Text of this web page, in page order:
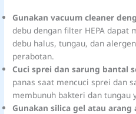
Gunakan vacuum cleaner
debu dengan filter HEPA dapat
debu halus, tungau, dan
perabotan.
Cuci sprei dan sarung bantal
panas saat mencuci sprei dan
membunuh bakteri dan tungau
Gunakan silica gel atau arang